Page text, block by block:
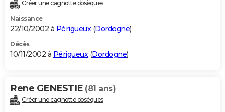
Créer une cagnotte obsèques
Naissance
22/10/2002 à Périgueux(Dordogne)
Décès
10/11/2002 à Périgueux(Dordogne)
Rene GENESTIE (81 ans)
Créer une cagnotte obsèques